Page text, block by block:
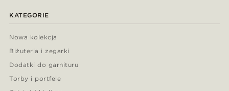
KATEGORIE
Nowa kolekcja
Biżuteria i zegarki
Dodatki do garnituru
Torby i portfele